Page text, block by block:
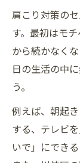
肩こり対策の
す。最初はモ
から続かなく
日の生活の中
う。
例えば、朝起
する、テレビ
いで」にでき